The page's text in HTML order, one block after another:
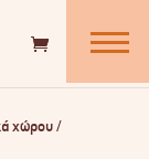
χώρου/